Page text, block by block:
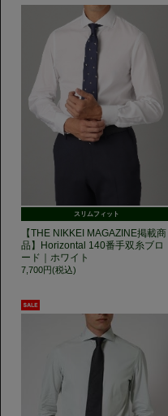
スリムフィット
【THE NIKKEI MAGAZINE掲載商
品】Horizontal 140番手双糸ブロ
ード｜ホワイト
7,700円(税込)